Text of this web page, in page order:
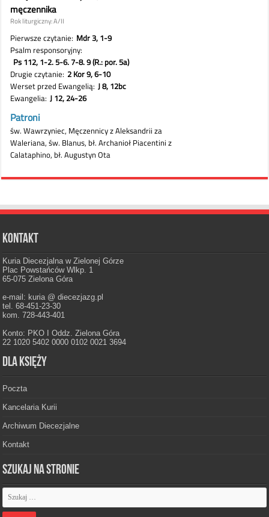
Kontakt
Kuria Diecezjalna w Zielonej Górze
Plac Powstańców Wlkp. 1
65-075 Zielona Góra
e-mail: kuria @ diecezjazg.pl
tel. 68-451-23-30
kom. 728-443-401
Konto: PKO I Oddz. Zielona Góra
22 1020 5402 0000 0102 0021 3694
Dla księży
Poczta
Kancelaria Kurii
Archiwum Diecezjalne
Kontakt
Szukaj na stronie